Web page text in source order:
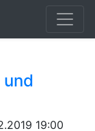
und
19:00